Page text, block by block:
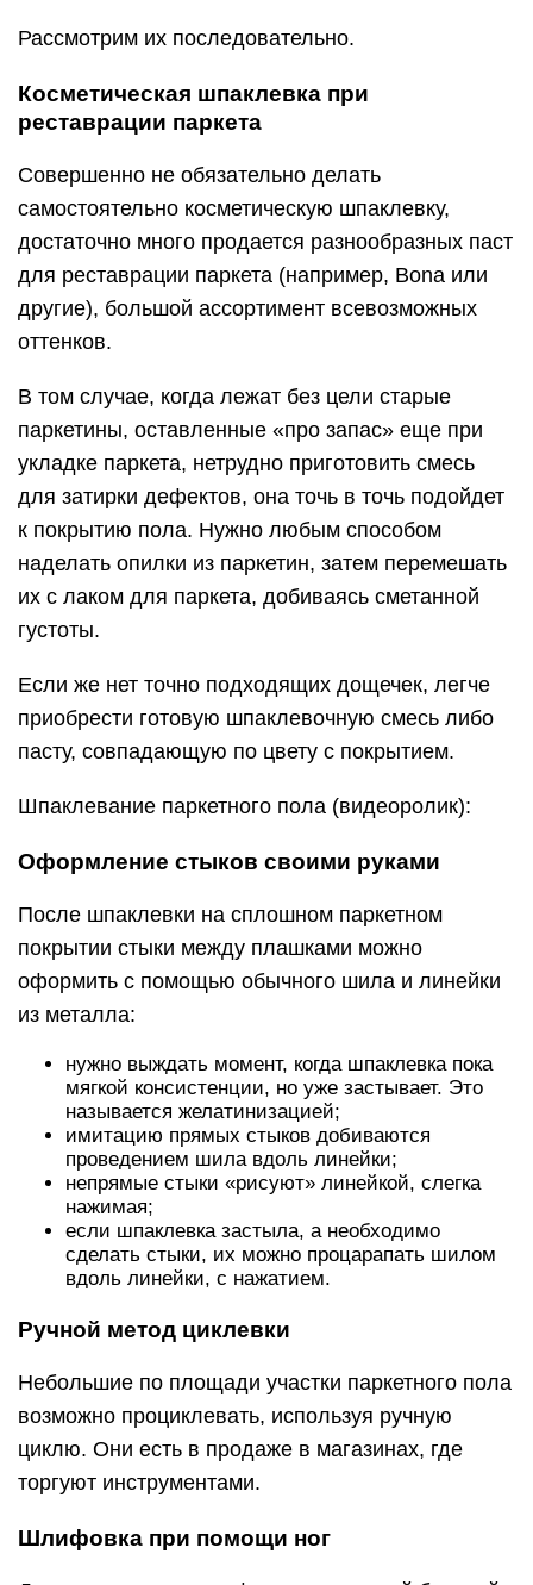
Рассмотрим их последовательно.
Косметическая шпаклевка при
реставрации паркета
Совершенно не обязательно делать
самостоятельно косметическую шпаклевку,
достаточно много продается разнообразных паст
для реставрации паркета (например, Bona или
другие), большой ассортимент всевозможных
оттенков.
В том случае, когда лежат без цели старые
паркетины, оставленные «про запас» еще при
укладке паркета, нетрудно приготовить смесь
для затирки дефектов, она точь в точь подойдет
к покрытию пола. Нужно любым способом
наделать опилки из паркетин, затем перемешать
их с лаком для паркета, добиваясь сметанной
густоты.
Если же нет точно подходящих дощечек, легче
приобрести готовую шпаклевочную смесь либо
пасту, совпадающую по цвету с покрытием.
Шпаклевание паркетного пола (видеоролик):
Оформление стыков своими руками
После шпаклевки на сплошном паркетном
покрытии стыки между плашками можно
оформить с помощью обычного шила и линейки
из металла:
нужно выждать момент, когда шпаклевка пока
мягкой консистенции, но уже застывает. Это
называется желатинизацией;
имитацию прямых стыков добиваются
проведением шила вдоль линейки;
непрямые стыки «рисуют» линейкой, слегка
нажимая;
если шпаклевка застыла, а необходимо
сделать стыки, их можно процарапать шилом
вдоль линейки, с нажатием.
Ручной метод циклевки
Небольшие по площади участки паркетного пола
возможно проциклевать, используя ручную
циклю. Они есть в продаже в магазинах, где
торгуют инструментами.
Шлифовка при помощи ног